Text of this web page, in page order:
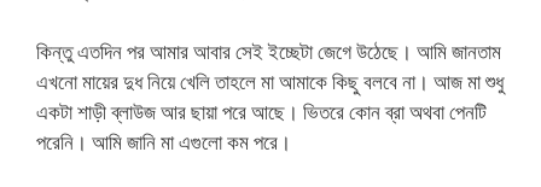
কিন্তু এতদিন পর আমার আবার সেই ইচ্ছেটা জেগে উঠেছে। আমি জানতাম
এখনো মায়ের দুধ নিয়ে খেলি তাহলে মা আমাকে কিছু বলবে না। আজ মা শুধু
একটা শাড়ী ব্লাউজ আর ছায়া পরে আছে। ভিতরে কোন ব্রা অথবা পেনটি
পরেনি। আমি জানি মা এগুলো কম পরে।